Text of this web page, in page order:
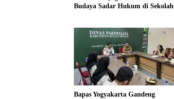
Budaya Sadar Hukum di Sekolah
Bapas Yogyakarta Gandeng